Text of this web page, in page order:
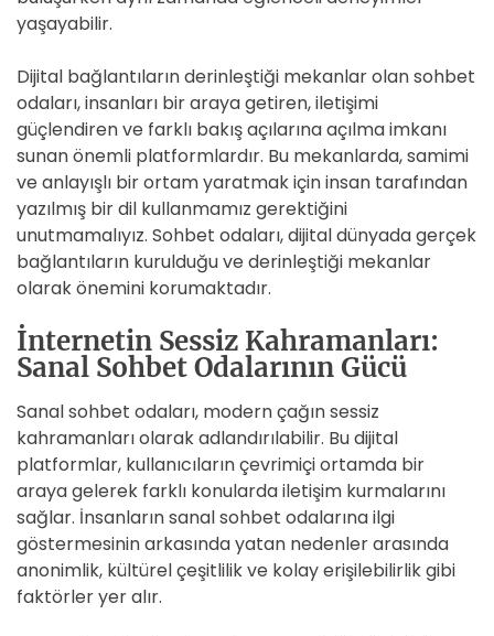
yaşayabilir.
Dijital bağlantıların derinleştiği mekanlar olan sohbet
odaları, insanları bir araya getiren, iletişimi
güçlendiren ve farklı bakış açılarına açılma imkanı
sunan önemli platformlardır. Bu mekanlarda, samimi
ve anlayışlı bir ortam yaratmak için insan tarafından
yazılmış bir dil kullanmamız gerektiğini
unutmamalıyız. Sohbet odaları, dijital dünyada gerçek
bağlantıların kurulduğu ve derinleştiği mekanlar
olarak önemini korumaktadır.
İnternetin Sessiz Kahramanları:
Sanal Sohbet Odalarının Gücü
Sanal sohbet odaları, modern çağın sessiz
kahramanları olarak adlandırılabilir. Bu dijital
platformlar, kullanıcıların çevrimiçi ortamda bir
araya gelerek farklı konularda iletişim kurmalarını
sağlar. İnsanların sanal sohbet odalarına ilgi
göstermesinin arkasında yatan nedenler arasında
anonimlik, kültürel çeşitlilik ve kolay erişilebilirlik gibi
faktörler yer alır.